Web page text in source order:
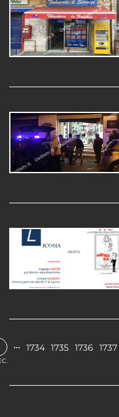
… 1734 1735 1736 1737